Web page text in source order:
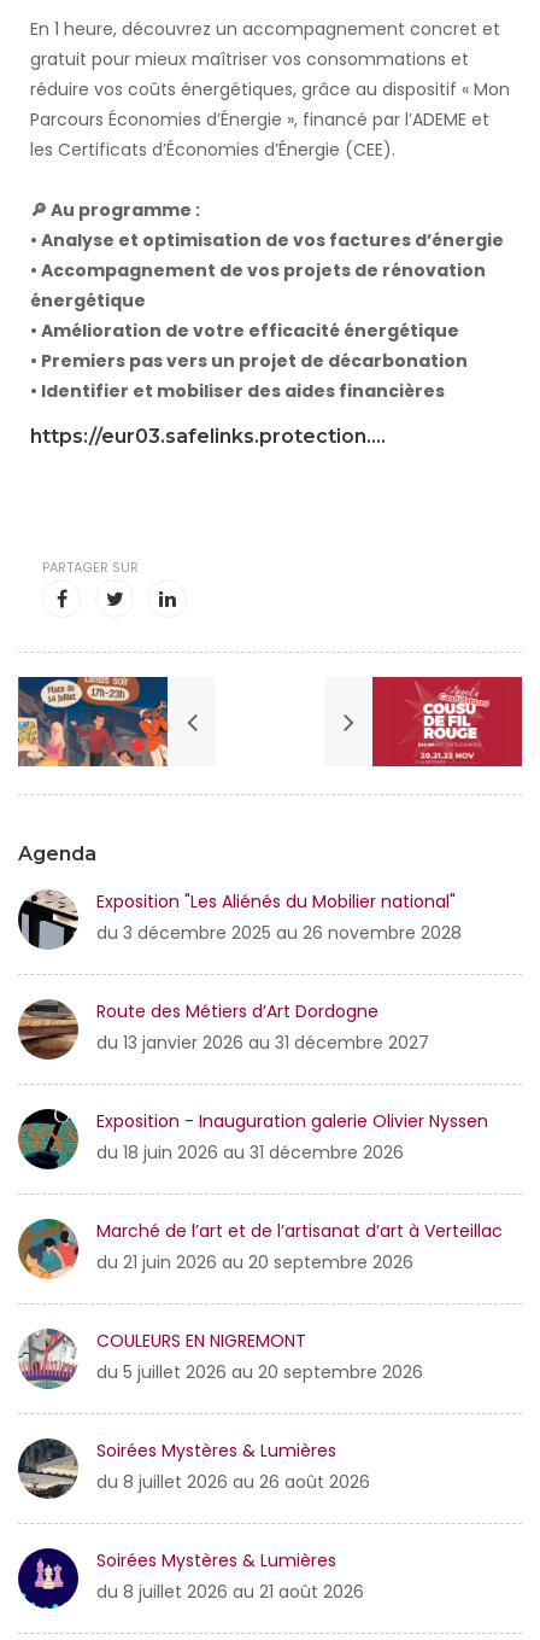
Agenda
Exposition "Les Aliénés du Mobilier national"
du 3 décembre 2025 au 26 novembre 2028
Route des Métiers d’Art Dordogne
du 13 janvier 2026 au 31 décembre 2027
Exposition - Inauguration galerie Olivier Nyssen
du 18 juin 2026 au 31 décembre 2026
Marché de l’art et de l’artisanat d’art à Verteillac
du 21 juin 2026 au 20 septembre 2026
COULEURS EN NIGREMONT
du 5 juillet 2026 au 20 septembre 2026
Soirées Mystères & Lumières
du 8 juillet 2026 au 26 août 2026
Soirées Mystères & Lumières
du 8 juillet 2026 au 21 août 2026
En 1 heure, découvrez un accompagnement concret et
gratuit pour mieux maîtriser vos consommations et
réduire vos coûts énergétiques, grâce au dispositif « Mon
Parcours Économies d’Énergie », financé par l’ADEME et
les Certificats d’Économies d’Énergie (CEE).
🔎 Au programme :
• Analyse et optimisation de vos factures d’énergie
• Accompagnement de vos projets de rénovation
énergétique
• Amélioration de votre efficacité énergétique
• Premiers pas vers un projet de décarbonation
• Identifier et mobiliser des aides financières
https://eur03.safelinks.protection....
PARTAGER SUR